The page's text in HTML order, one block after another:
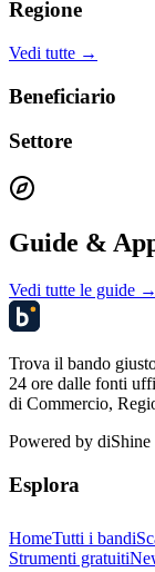
Regione
Vedi tutte →
Beneficiario
Settore
Guide &
Vedi tutte le guide →
Trova il bando
24 ore dalle fonti
di Commercio,
Powered by diShine
Esplora
HomeTutti i bandi
Strumenti gratuiti